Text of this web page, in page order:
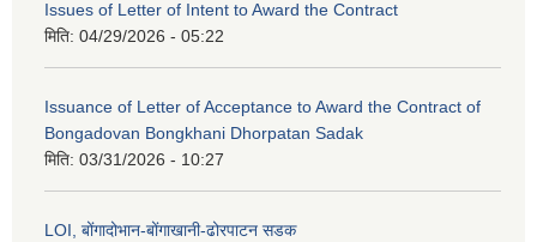
Issues of Letter of Intent to Award the Contract
मिति: 04/29/2026 - 05:22
Issuance of Letter of Acceptance to Award the Contract of
Bongadovan Bongkhani Dhorpatan Sadak
मिति: 03/31/2026 - 10:27
LOI, बोंगादोभान-बोंगाखानी-ढोरपाटन सडक